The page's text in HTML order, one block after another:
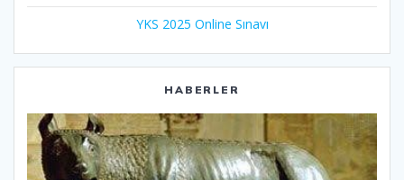
YKS 2025 Online Sınavı
HABERLER